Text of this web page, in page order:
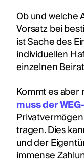
Ob und welche
Vorsatz bei
ist Sache des
individuellen
einzelnen
Kommt es aber
muss der
tragen. Dies
und der
immense